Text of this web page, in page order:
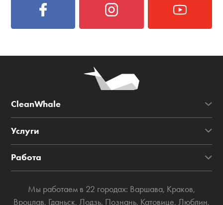
CleanWhale
Услуги
Работа
Мы работаем в 22 городах: Варшава, Краков,
Вроцлав, Гданьск, Лодзь, Познань, Катовице, Люблин,